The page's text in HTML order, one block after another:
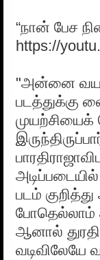
“நான் பேச
https://
"அன்னை
படத்துக்கு
படம்
போதெல்லாம்
ஆனால்
வடிவிலேயே